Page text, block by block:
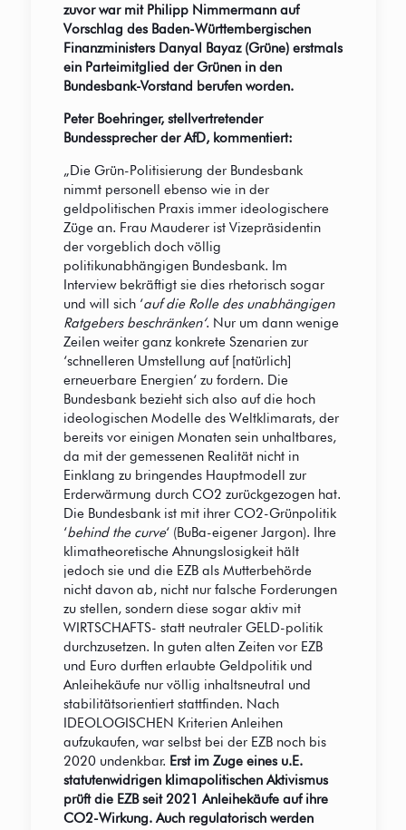
zuvor war mit Philipp Nimmermann auf
Vorschlag des Baden-Württembergischen
Finanzministers Danyal Bayaz (Grüne) erstmals
ein Parteimitglied der Grünen in den
Bundesbank-Vorstand berufen worden.
Peter Boehringer, stellvertretender
Bundessprecher der AfD, kommentiert:
„Die Grün-Politisierung der Bundesbank
nimmt personell ebenso wie in der
geldpolitischen Praxis immer ideologischere
Züge an. Frau Mauderer ist Vizepräsidentin
der vorgeblich doch völlig
politikunabhängigen Bundesbank. Im
Interview bekräftigt sie dies rhetorisch sogar
und will sich ‘auf die Rolle des unabhängigen
Ratgebers beschränken‘. Nur um dann wenige
Zeilen weiter ganz konkrete Szenarien zur
‘schnelleren Umstellung auf [natürlich]
erneuerbare Energien‘ zu fordern. Die
Bundesbank bezieht sich also auf die hoch
ideologischen Modelle des Weltklimarats, der
bereits vor einigen Monaten sein unhaltbares,
da mit der gemessenen Realität nicht in
Einklang zu bringendes Hauptmodell zur
Erderwärmung durch CO2 zurückgezogen hat.
Die Bundesbank ist mit ihrer CO2-Grünpolitik
‘behind the curve‘ (BuBa-eigener Jargon). Ihre
klimatheoretische Ahnungslosigkeit hält
jedoch sie und die EZB als Mutterbehörde
nicht davon ab, nicht nur falsche Forderungen
zu stellen, sondern diese sogar aktiv mit
WIRTSCHAFTS- statt neutraler GELD-politik
durchzusetzen. In guten alten Zeiten vor EZB
und Euro durften erlaubte Geldpolitik und
Anleihekäufe nur völlig inhaltsneutral und
stabilitätsorientiert stattfinden. Nach
IDEOLOGISCHEN Kriterien Anleihen
aufzukaufen, war selbst bei der EZB noch bis
2020 undenkbar. Erst im Zuge eines u.E.
statutenwidrigen klimapolitischen Aktivismus
prüft die EZB seit 2021 Anleihekäufe auf ihre
CO2-Wirkung. Auch regulatorisch werden